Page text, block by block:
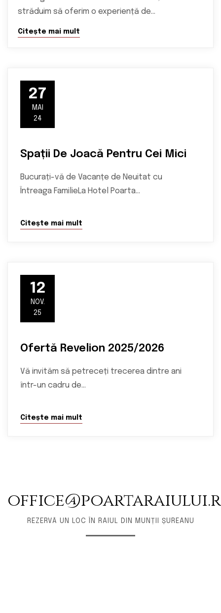
străduim să oferim o experiență de…
Citește mai mult
27
MAI
24
Spații De Joacă Pentru Cei Mici
Bucurați-vă de Vacanțe de Neuitat cu
Întreaga FamilieLa Hotel Poarta…
Citește mai mult
12
NOV.
25
Ofertă Revelion 2025/2026
Vă invităm să petreceți trecerea dintre ani
într-un cadru de…
Citește mai mult
REZERVĂ UN LOC ÎN RAIUL DIN MUNȚII ȘUREANU